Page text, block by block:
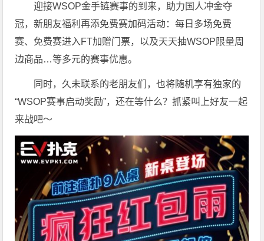
迎接WSOP金手链赛事的到来，助力国人冲金夺
冠，新朋友福利再添免费赛加码活动：每日多场免费
赛、免费赛进入FT加赠门票，以及天天抽WSOP限量周
边商品…等多元的赛事优惠。
同时，久未联系的老朋友们，也将随机享有独家的
“WSOP赛事启动奖励”，还在等什么？抓紧叫上好友一起
来战吧～